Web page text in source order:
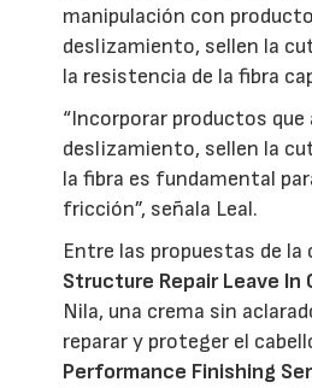
manipulación con
deslizamiento, sellen la
la resistencia de la fibra
“Incorporar productos que
deslizamiento, sellen la
la fibra es fundamental
fricción”, señala Leal.
Entre las propuestas de la
Structure Repair Leave In
Nila, una crema sin
reparar y proteger el
Performance Finishing